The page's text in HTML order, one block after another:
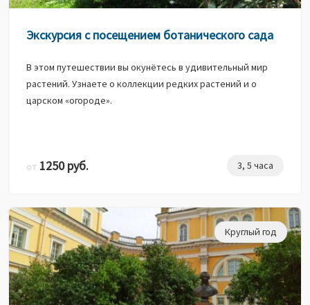
Экскурсия с посещением ботанического сада
В этом путешествии вы окунётесь в удивительный мир
растений. Узнаете о коллекции редких растений и о
царском «огороде».
от 1250 руб. 3, 5 часа
Круглый год